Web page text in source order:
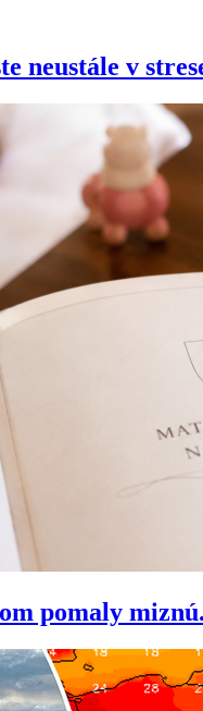
neustále v
pomaly